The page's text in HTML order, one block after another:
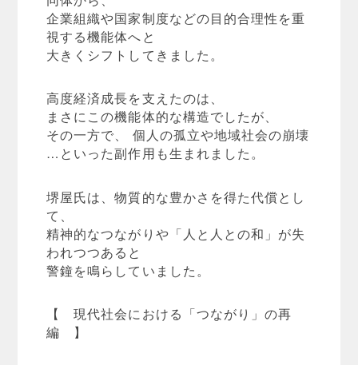
企業組織や国家制度などの目的合理性を重
視する機能体へと
大きくシフトしてきました。
高度経済成長を支えたのは、
まさにこの機能体的な構造でしたが、
その一方で、 個人の孤立や地域社会の崩壊
…といった副作用も生まれました。
堺屋氏は、物質的な豊かさを得た代償とし
て、
精神的なつながりや「人と人との和」が失
われつつあると
警鐘を鳴らしていました。
【 現代社会における「つながり」の再
編 】